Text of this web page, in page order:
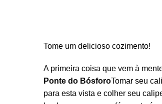
Tome um delicioso cozimento!
A primeira coisa que vem à
Ponte do BósforoTomar seu
para esta vista e colher seu